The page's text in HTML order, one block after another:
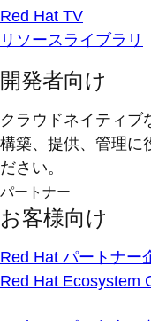
Red Hat TV
リソースライブラリ
開発者向け
クラウドネイティブ
構築、提供、管理に
ださい。
パートナー
お客様向け
Red Hat パートナー
Red Hat Ecosystem